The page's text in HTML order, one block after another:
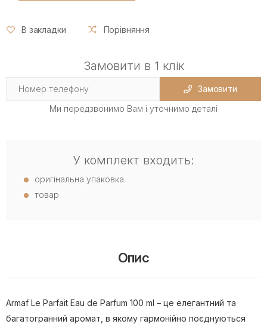
В закладки Порівняння
Замовити в 1 клік
Замовити
Ми передзвонимо Вам і уточнимо деталі
У комплект входить:
оригінальна упаковка
товар
Опис
Armaf Le Parfait Eau de Parfum 100 ml – це елегантний та
багатогранний аромат, в якому гармонійно поєднуються